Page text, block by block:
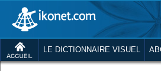
LE DICTIONNAIRE VISUEL